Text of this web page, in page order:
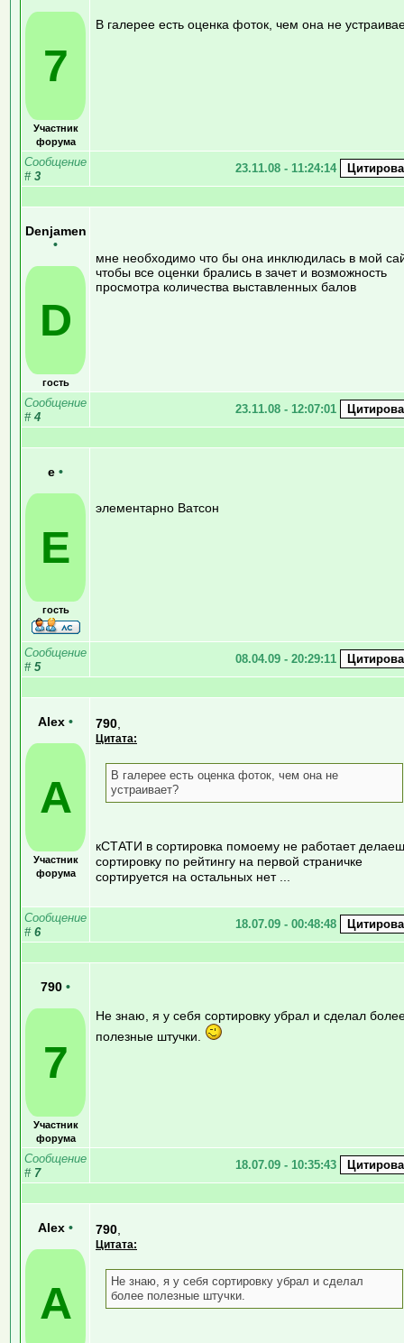
7
Участник
форума
В галерее есть оценка фоток, чем она не
Сообщение
# 3
23.11.08 - 11:24:14
Denjamen
•
D
гость
мне необходимо что бы она инклюдилась в мой
чтобы все оценки брались в зачет и возможность
просмотра количества выставленных балов
Сообщение
# 4
23.11.08 - 12:07:01
e •
E
гость
элементарно Ватсон
Сообщение
# 5
08.04.09 - 20:29:11
Alex •
A
Участник
форума
790
Цитата:
В галерее есть оценка фоток, чем она не
устраивает?
кСТАТИ в сортировка помоему не работает
сортировку по рейтингу на первой страничке
сортируется на остальных нет ...
Сообщение
# 6
18.07.09 - 00:48:48
790 •
7
Участник
форума
Не знаю, я у себя сортировку убрал и сделал
полезные штучки.
Сообщение
# 7
18.07.09 - 10:35:43
Alex •
A
790
Цитата:
Не знаю, я у себя сортировку убрал и сделал
более полезные штучки.